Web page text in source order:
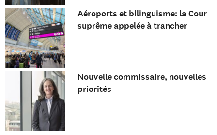
Aéroports et bilinguisme: la Cour
suprême appelée à trancher
Nouvelle commissaire, nouvelles
priorités